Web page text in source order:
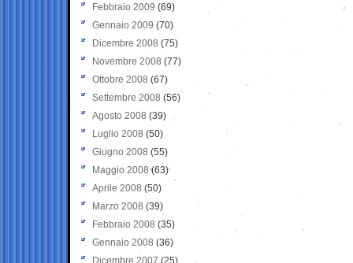
Febbraio 2009 (69)
Gennaio 2009 (70)
Dicembre 2008 (75)
Novembre 2008 (77)
Ottobre 2008 (67)
Settembre 2008 (56)
Agosto 2008 (39)
Luglio 2008 (50)
Giugno 2008 (55)
Maggio 2008(63)
Aprile 2008 (50)
Marzo 2008 (39)
Febbraio 2008 (35)
Gennaio 2008 (36)
Dicembre 2007 (25)